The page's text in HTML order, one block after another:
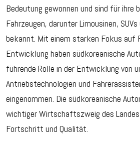
Bedeutung gewonnen und sind für ihre
Fahrzeugen, darunter Limousinen,
bekannt. Mit einem starken Fokus auf
Entwicklung haben südkoreanische
führende Rolle in der Entwicklung von
Antriebstechnologien und
eingenommen. Die südkoreanische
wichtiger Wirtschaftszweig des
Fortschritt und Qualität.